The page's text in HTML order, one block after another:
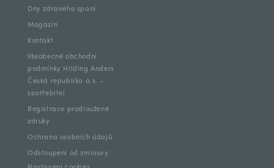
Dny zdravého spaní
Magazín
Kontakt
Všeobecné obchodní
podmínky Hilding Anders
Česká republika a.s. -
spotřebitel
Registrace prodloužené
záruky
Ochrana osobních údajů
Odstoupení od smlouvy